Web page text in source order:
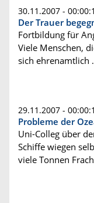
30.11.2007 -
Der Trauer
Fortbildung für
Viele Menschen,
sich ehrenamtlich
29.11.2007 -
Probleme der
Uni-Colleg über
Schiffe wiegen
viele Tonnen